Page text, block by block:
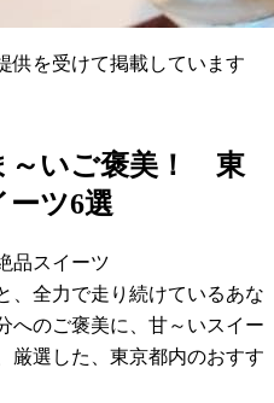
供を受けて掲載しています
～いご褒美！ 東
ーツ6選
品スイーツ
、全力で走り続けているあな
へのご褒美に、甘～いスイー
選した、東京都内のおすす